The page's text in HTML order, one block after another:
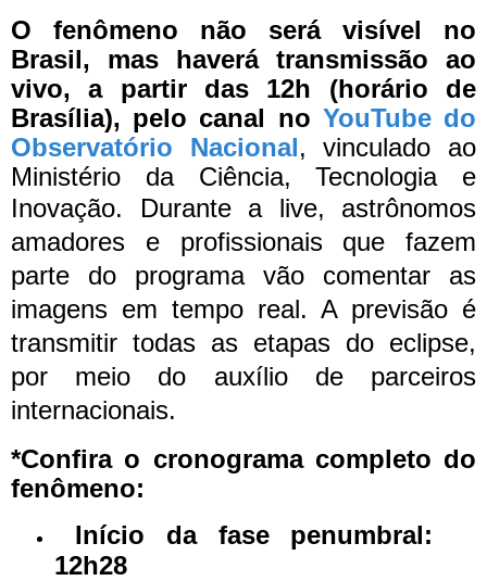
O fenômeno não será visível no
Brasil, mas haverá transmissão ao
vivo, a partir das 12h (horário de
Brasília), pelo canal no YouTube do
Observatório Nacional, vinculado ao
Ministério da Ciência, Tecnologia e
Inovação. Durante a live, astrônomos
amadores e profissionais que fazem
parte do programa vão comentar as
imagens em tempo real. A previsão é
transmitir todas as etapas do eclipse,
por meio do auxílio de parceiros
internacionais.
*Confira o cronograma completo do
fenômeno:
Início da fase penumbral:
12h28